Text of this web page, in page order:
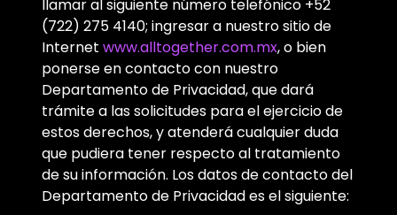
llamar al siguiente número telefónico +52
(722) 275 4140; ingresar a nuestro sitio de
Internetwww.alltogether.com.mx, o bien
ponerse en contacto con nuestro
Departamento de Privacidad, que dará
trámite a las solicitudes para el ejercicio de
estos derechos, y atenderá cualquier duda
que pudiera tener respecto al tratamiento
de su información. Los datos de contacto del
Departamento de Privacidad es el siguiente: